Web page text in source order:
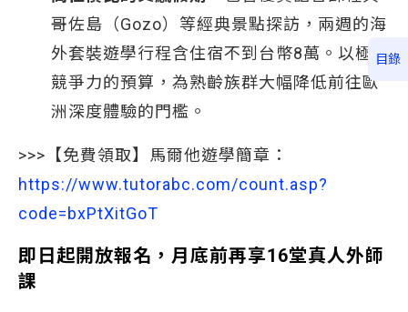
哥佐島（Gozo）等經典景點探訪，兩週的海
外套裝遊學行程含住宿不到台幣8萬。以極具
競爭力的預算，為熟齡族群大幅降低前往歐
洲深度體驗的門檻。
>>>【免費領取】馬爾他遊學簡章：
https://www.tutorabc.com/count.asp?
code=bxPtXitGoT
即日起開放報名，月底前再享16堂真人外師
課
目錄